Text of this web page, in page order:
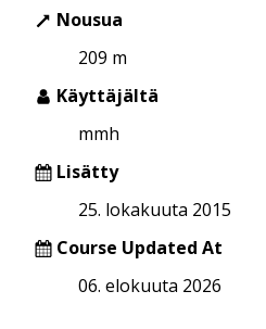
Nousua
209 m
Käyttäjältä
mmh
Lisätty
25. lokakuuta 2015
Course Updated At
06. elokuuta 2026